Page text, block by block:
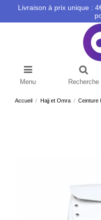
Livraison à prix unique :
Menu Recherche
Accueil Hajj et Omra Ceinture